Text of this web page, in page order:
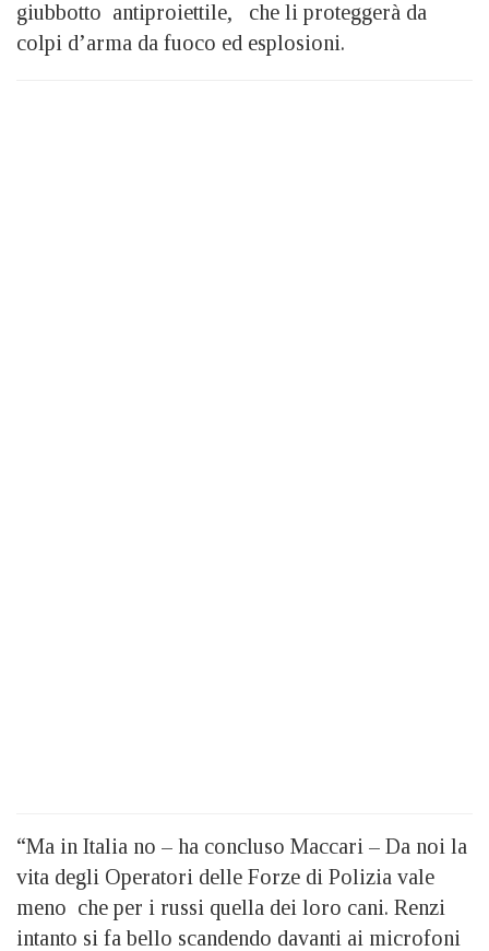
giubbotto antiproiettile, che li proteggerà da
colpi d’arma da fuoco ed esplosioni.
“Ma in Italia no – ha concluso Maccari – Da noi la
vita degli Operatori delle Forze di Polizia vale
meno che per i russi quella dei loro cani. Renzi
intanto si fa bello scandendo davanti ai microfoni